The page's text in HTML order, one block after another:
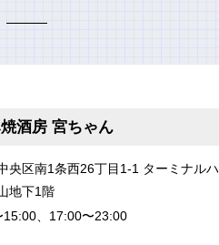
酒房 宮ちゃん
央区南1条西26丁目1-1 ターミナルハ
地下1階
15:00、17:00〜23:00